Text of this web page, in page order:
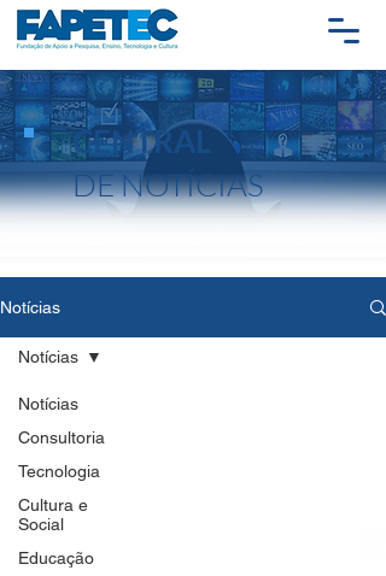
CENTRAL
DE NOTÍCIAS
Notícias
Notícias
Consultoria
Tecnologia
Cultura e
Social
Educação
Notícias